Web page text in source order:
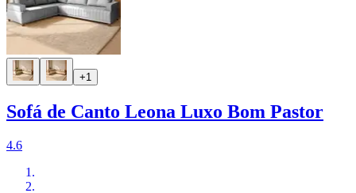
+1
Sofá de Canto Leona Luxo Bom Pastor
4.6